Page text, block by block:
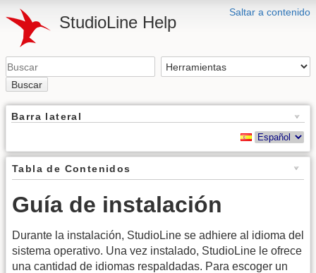
Saltar a contenido
StudioLine Help
Buscar
Barra lateral
Tabla de Contenidos
Guía de instalación
Durante la instalación, StudioLine se adhiere al idioma del
sistema operativo. Una vez instalado, StudioLine le ofrece
una cantidad de idiomas respaldadas. Para escoger un